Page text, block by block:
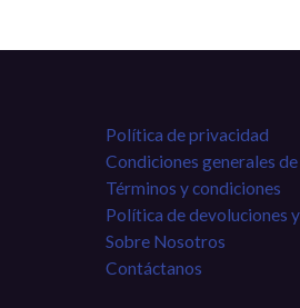
Política de privacidad
Condiciones generales
Términos y condiciones
Política de devoluciones
Sobre Nosotros
Contáctanos